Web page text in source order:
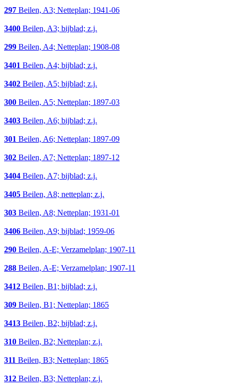
297 Beilen, A3; Netteplan; 1941-06
3400 Beilen, A3; bijblad; z.j.
299 Beilen, A4; Netteplan; 1908-08
3401 Beilen, A4; bijblad; z.j.
3402 Beilen, A5; bijblad; z.j.
300 Beilen, A5; Netteplan; 1897-03
3403 Beilen, A6; bijblad; z.j.
301 Beilen, A6; Netteplan; 1897-09
302 Beilen, A7; Netteplan; 1897-12
3404 Beilen, A7; bijblad; z.j.
3405 Beilen, A8; netteplan; z.j.
303 Beilen, A8; Netteplan; 1931-01
3406 Beilen, A9; bijblad; 1959-06
290 Beilen, A-E; Verzamelplan; 1907-11
288 Beilen, A-E; Verzamelplan; 1907-11
3412 Beilen, B1; bijblad; z.j.
309 Beilen, B1; Netteplan; 1865
3413 Beilen, B2; bijblad; z.j.
310 Beilen, B2; Netteplan; z.j.
311 Beilen, B3; Netteplan; 1865
312 Beilen, B3; Netteplan; z.j.